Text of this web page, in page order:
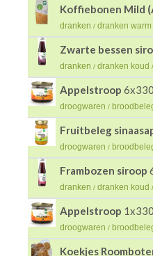
Koffiebonen Mild
dranken / dranken warm
Zwarte bessen
dranken / dranken koud /
Appelstroop
droogwaren /
Fruitbeleg
droogwaren /
Frambozen siroop
dranken / dranken koud /
Appelstroop
droogwaren /
Koekjes